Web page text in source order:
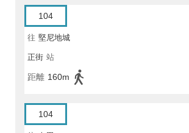
104
往 堅尼地城
正街 站
距離 160m
104